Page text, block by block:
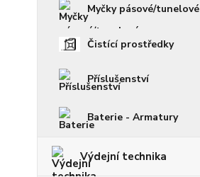
Myčky pásové/tunelové
Čistící prostředky
Příslušenství
Baterie - Armatury
Výdejní technika